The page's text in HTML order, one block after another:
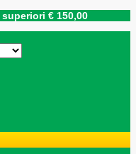
superiori € 150,00